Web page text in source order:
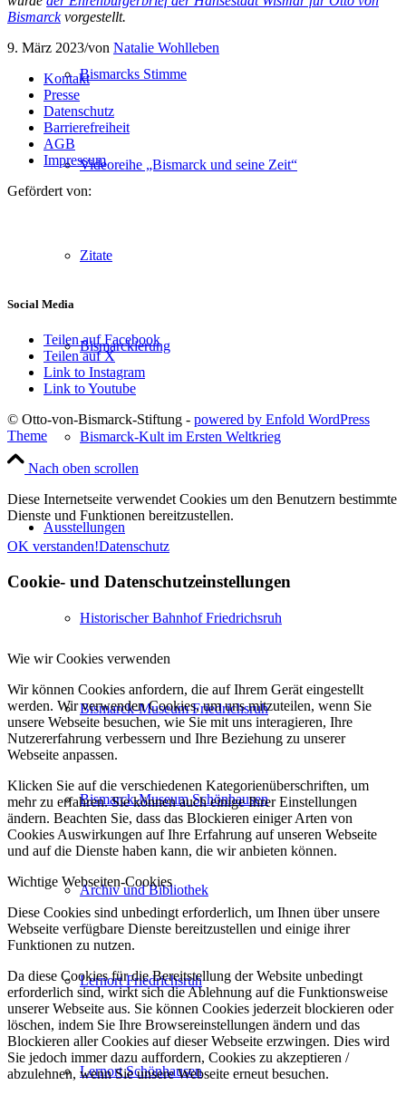
Bismarcks Stimme
Videoreihe „Bismarck und seine Zeit“
Zitate
Bismarckierung
Bismarck-Kult im Ersten Weltkrieg
Ausstellungen
Historischer Bahnhof Friedrichsruh
Bismarck-Museum Friedrichsruh
Bismarck-Museum Schönhausen
Archiv und Bibliothek
Lernort Friedrichsruh
Lernort Schönhausen
Bismarckvorgestellt.
9. März 2023/von Natalie Wohlleben
Kontakt
Presse
Datenschutz
Barrierefreiheit
AGB
Impressum
Gefördert von:
Social Media
Teilen auf Facebook
Teilen auf X
Link to Instagram
Link to Youtube
© Otto-von-Bismarck-Stiftung - powered by Enfold WordPress
Theme
Nach oben scrollen
Diese Internetseite verwendet Cookies um den Benutzern bestimmte
Dienste und Funktionen bereitzustellen.
OK verstanden!Datenschutz
Cookie- und Datenschutzeinstellungen
Wie wir Cookies verwenden
Wir können Cookies anfordern, die auf Ihrem Gerät eingestellt
werden. Wir verwenden Cookies, um uns mitzuteilen, wenn Sie
unsere Webseite besuchen, wie Sie mit uns interagieren, Ihre
Nutzererfahrung verbessern und Ihre Beziehung zu unserer
Webseite anpassen.
Klicken Sie auf die verschiedenen Kategorienüberschriften, um
mehr zu erfahren. Sie können auch einige Ihrer Einstellungen
ändern. Beachten Sie, dass das Blockieren einiger Arten von
Cookies Auswirkungen auf Ihre Erfahrung auf unseren Webseite
und auf die Dienste haben kann, die wir anbieten können.
Wichtige Webseiten-Cookies
Diese Cookies sind unbedingt erforderlich, um Ihnen über unsere
Webseite verfügbare Dienste bereitzustellen und einige ihrer
Funktionen zu nutzen.
Da diese Cookies für die Bereitstellung der Website unbedingt
erforderlich sind, wirkt sich die Ablehnung auf die Funktionsweise
unserer Webseite aus. Sie können Cookies jederzeit blockieren oder
löschen, indem Sie Ihre Browsereinstellungen ändern und das
Blockieren aller Cookies auf dieser Webseite erzwingen. Dies wird
Sie jedoch immer dazu auffordern, Cookies zu akzeptieren /
abzulehnen, wenn Sie unsere Webseite erneut besuchen.